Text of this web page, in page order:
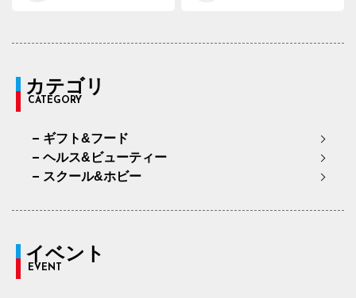
カテゴリ
CATEGORY
ギフト&フード
ヘルス&ビューティー
スクール&ホビー
イベント
EVENT